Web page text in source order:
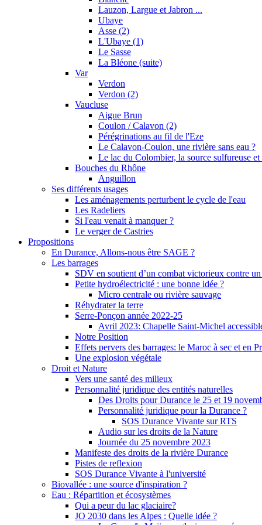
Lauzon, Largue et Jabron ...
Ubaye
Asse (2)
L'Ubaye (1)
Le Sasse
La Bléone (suite)
Var
Verdon
Verdon (2)
Vaucluse
Aigue Brun
Coulon / Calavon (2)
Pérégrinations au fil de l'Eze
Le Calavon-Coulon, une rivière sans eau ?
Le lac du Colombier, la source sulfureuse
Bouches du Rhône
Anguillon
Ses différents usages
Les aménagements perturbent le cycle de l'eau
Les Radeliers
Si l'eau venait à manquer ?
Le verger de Castries
Propositions
En Durance, Allons-nous être SAGE ?
Les barrages
SDV en soutient d’un combat victorieux contre un
Petite hydroélectricité : une bonne idée ?
Micro centrale ou rivière sauvage
Réhydrater la terre
Serre-Ponçon année 2022-25
Avril 2023: Chapelle Saint-Michel
Notre Position
Effets pervers des barrages: le Maroc à sec et en
Une explosion végétale
Droit et Nature
Vers une santé des milieux
Personnalité juridique des entités naturelles
Des Droits pour Durance le 25 et 19
Personnalité juridique pour la Durance ?
SOS Durance Vivante sur RTS
Audio sur les droits de la Nature
Journée du 25 novembre 2023
Manifeste des droits de la rivière Durance
Pistes de reflexion
SOS Durance Vivante à l'université
Biovallée : une source d'inspiration ?
Eau : Répartition et écosystèmes
Qui a peur du lac glaciaire?
JO 2030 dans les Alpes : Quelle idée ?